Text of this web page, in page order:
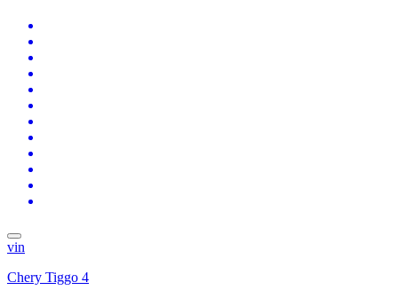
vin
Chery Tiggo 4